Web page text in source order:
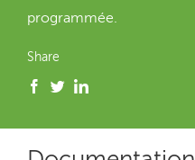
programmée.
Share